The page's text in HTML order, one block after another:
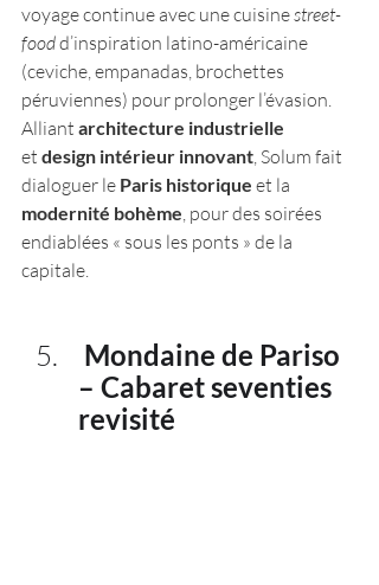
voyage continue avec une cuisine street-
food d’inspiration latino-américaine
(ceviche, empanadas, brochettes
péruviennes) pour prolonger l’évasion​.
Alliant architecture industrielle
et design intérieur innovant, Solum fait
dialoguer le Paris historique et la
modernité bohème, pour des soirées
endiablées « sous les ponts » de la
capitale.
– Cabaret seventies
revisité